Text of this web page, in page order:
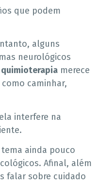
que podem
alguns
neurológicos
merece
caminhar,
interfere na
ainda pouco
Afinal, além
falar sobre cuidado